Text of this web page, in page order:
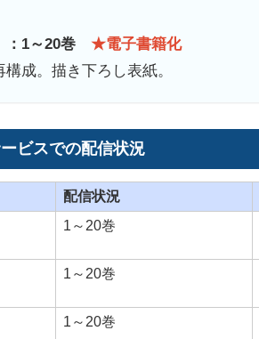
：1～20巻★電子書籍化
成。描き下ろし表紙。
ビスでの配信状況
配信状況
1～20巻
1～20巻
1～20巻